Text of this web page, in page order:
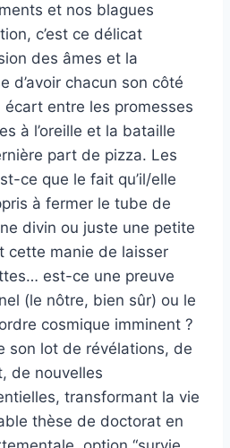
et nos blagues
c’est ce délicat
des âmes et la
d’avoir chacun son côté
écart entre les promesses
à l’oreille et la bataille
part de pizza. Les
ce que le fait qu’il/elle
à fermer le tube de
divin ou juste une petite
cette manie de laisser
est-ce une preuve
(le nôtre, bien sûr) ou le
cosmique imminent ?
son lot de révélations, de
de nouvelles
transformant la vie
thèse de doctorat en